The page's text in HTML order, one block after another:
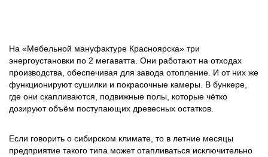
На «Мебельной мануфактуре Красноярска» три
энергоустановки по 2 мегаватта. Они работают на отходах
производства, обеспечивая для завода отопление. И от них же
функционируют сушилки и покрасочные камеры. В бункере,
где они скапливаются, подвижные полы, которые чётко
дозируют объём поступающих древесных остатков.
Если говорить о сибирском климате, то в летние месяцы
предприятие такого типа может отапливаться исключительно